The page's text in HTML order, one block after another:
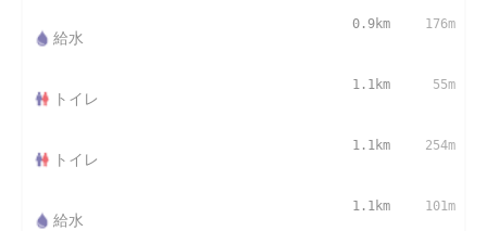
給水
0.9km 176m
トイレ
1.1km 55m
トイレ
1.1km 254m
給水
1.1km 101m